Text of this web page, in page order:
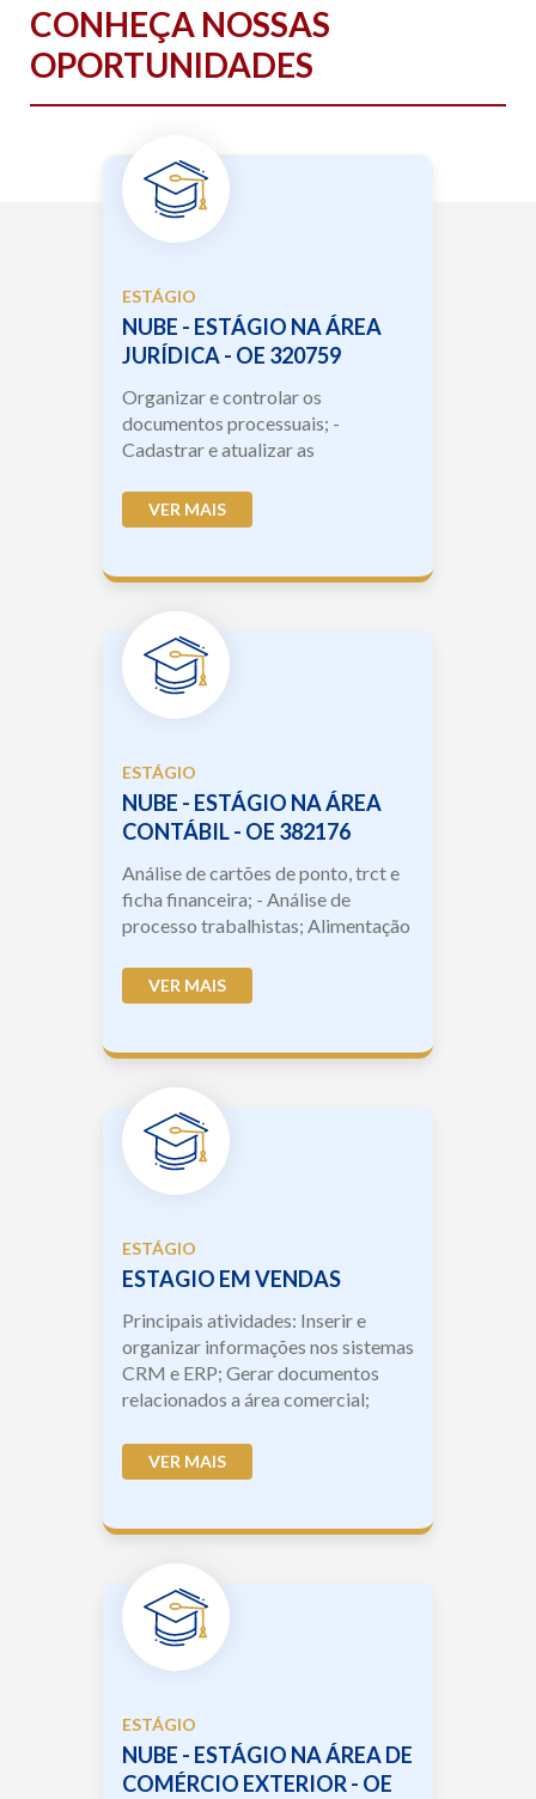
CONHEÇA NOSSAS
OPORTUNIDADES
ESTÁGIO
NUBE - ESTÁGIO NA ÁREA
JURÍDICA - OE 320759
Organizar e controlar os
documentos processuais; -
Cadastrar e atualizar as
de processos; - Acompanhar os
prazos proc...
VER MAIS
ESTÁGIO
NUBE - ESTÁGIO NA ÁREA
CONTÁBIL - OE 382176
Análise de cartões de ponto, trct e
ficha financeira; - Análise de
processo trabalhistas; Alimentação
Acompanhamen...
VER MAIS
ESTÁGIO
ESTAGIO EM VENDAS
Principais atividades: Inserir e
organizar informações nos sistemas
CRM e ERP; Gerar documentos
relacionados a área comercial;
VER MAIS
ESTÁGIO
NUBE - ESTÁGIO NA ÁREA DE
COMÉRCIO EXTERIOR - OE